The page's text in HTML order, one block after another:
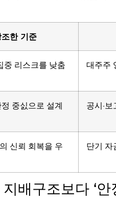
한 기준
중 리스크를 낮춤 대주주
중싨으로 설계 공시·
신뢰 회복을 우
단기 자
배구조보다 ‘안